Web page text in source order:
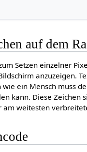
auf dem
Setzen einzelner
anzuzeigen.
ein Mensch muss
kann. Diese
weitesten